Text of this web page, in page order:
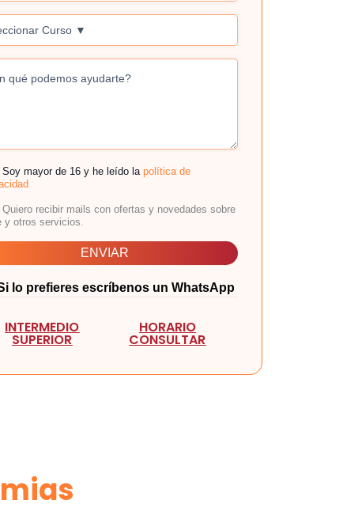
Soy mayor de 16 y he leído lapolítica de
Quiero recibir mails con ofertas y novedades sobre
y otros servicios.
lo prefieres escríbenos un WhatsApp
INTERMEDIO
SUPERIOR
HORARIO
CONSULTAR